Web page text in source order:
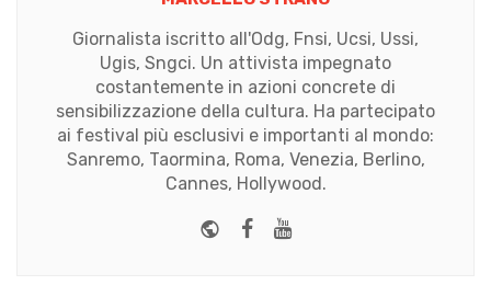
Giornalista iscritto all'Odg, Fnsi, Ucsi, Ussi,
Ugis, Sngci. Un attivista impegnato
costantemente in azioni concrete di
sensibilizzazione della cultura. Ha partecipato
ai festival più esclusivi e importanti al mondo:
Sanremo, Taormina, Roma, Venezia, Berlino,
Cannes, Hollywood.
Website
Facebook
Youtube